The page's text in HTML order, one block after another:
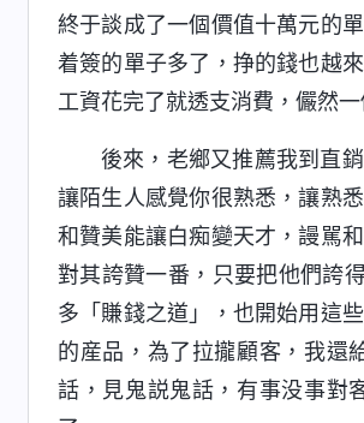
終于談成了一個價值十萬元的
着簽的單子多了，挣的錢也越
工資花完了就透支消費，儼然
後來，老鄉又推薦我到直
讓陌生人感覺你很熟悉，讓熟
和贊美能讓白痴變天才，謾駡
對其誇贊一番，只要把他們誇
多「賺錢之道」，也開始用這
的産品，為了拉攏顧客，我還
話，見鬼説鬼話，有事没事對